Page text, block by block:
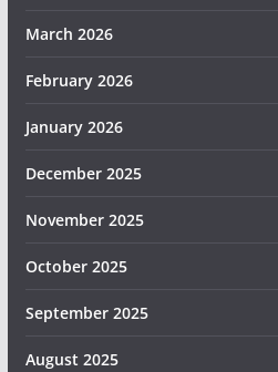
March 2026
February 2026
January 2026
December 2025
November 2025
October 2025
September 2025
August 2025